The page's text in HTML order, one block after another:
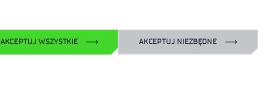
AKCEPTUJ WSZYSTKIE AKCEPTUJ NIEZBĘDNE
LinkedIn